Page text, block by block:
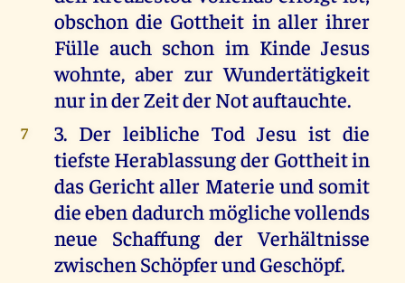
obschon die Gottheit in aller ihrer
Fülle auch schon im Kinde Jesus
wohnte, aber zur Wundertätigkeit
nur in der Zeit der Not auftauchte.
7
3. Der leibliche Tod Jesu ist die
tiefste Herablassung der Gottheit in
das Gericht aller Materie und somit
die eben dadurch mögliche vollends
neue Schaffung der Verhältnisse
zwischen Schöpfer und Geschöpf.